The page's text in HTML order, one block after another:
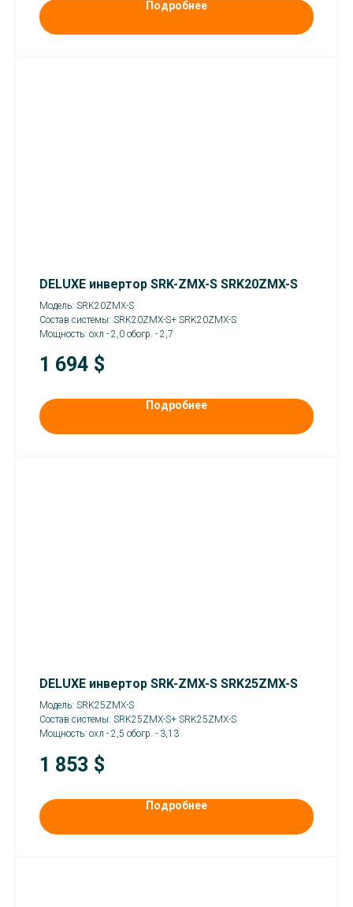
Подробнее
DELUXE инвертор SRK-ZMX-S SRK20ZMX-S
Модель: SRK20ZMX-S
Состав системы: SRK20ZMX-S+ SRK20ZMX-S
Мощность: охл - 2,0 обогр. - 2,7
1 694 $
Подробнее
DELUXE инвертор SRK-ZMX-S SRK25ZMX-S
Модель: SRK25ZMX-S
Состав системы: SRK25ZMX-S+ SRK25ZMX-S
Мощность: охл - 2,5 обогр. - 3,13
1 853 $
Подробнее